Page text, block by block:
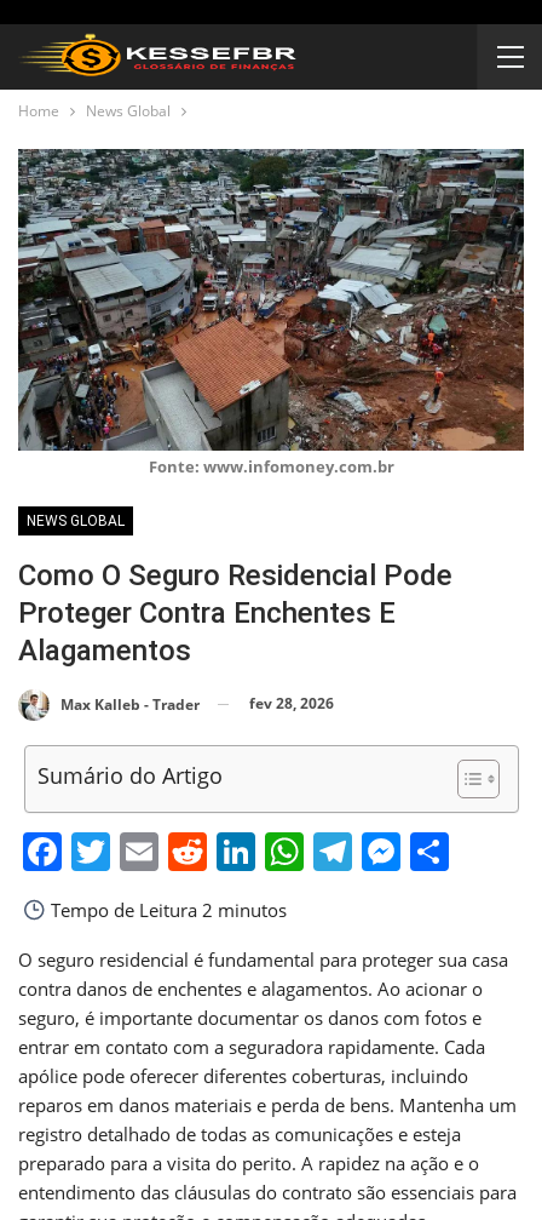
Home News Global
Fonte: www.infomoney.com.br
NEWS GLOBAL
Como O Seguro Residencial Pode
Proteger Contra Enchentes E
Alagamentos
Max Kalleb - Trader fev 28, 2026
Sumário do Artigo
Facebook
Twitter
EmailReddit
LinkedIn
WhatsApp
Telegram
Tempo de Leitura 2 minutos
O seguro residencial é fundamental para proteger sua casa
contra danos de enchentes e alagamentos. Ao acionar o
seguro, é importante documentar os danos com fotos e
entrar em contato com a seguradora rapidamente. Cada
apólice pode oferecer diferentes coberturas, incluindo
reparos em danos materiais e perda de bens. Mantenha um
registro detalhado de todas as comunicações e esteja
preparado para a visita do perito. A rapidez na ação e o
entendimento das cláusulas do contrato são essenciais para